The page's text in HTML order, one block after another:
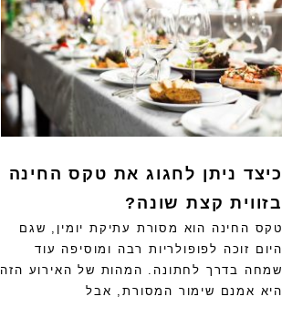
כיצד ניתן לחגוג את טקס החינה
בזווית קצת שונה?
טקס החינה הוא מסורת עתיקת יומין, שגם
היום זוכה לפופולריות רבה ומוסיפה עוד
שמחה בדרך לחתונה. המהות של האירוע הזה
היא אמנם שימור המסורת, אבל